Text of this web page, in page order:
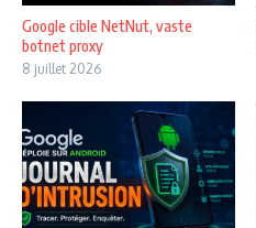
Google cible NetNut, vaste
botnet proxy
8 juillet 2026